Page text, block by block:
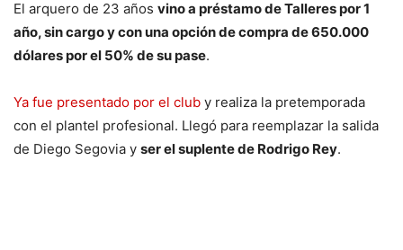
El arquero de 23 años vino a préstamo de Talleres por 1
año, sin cargo y con una opción de compra de 650.000
dólares por el 50% de su pase.
Ya fue presentado por el club y realiza la pretemporada
con el plantel profesional. Llegó para reemplazar la salida
de Diego Segovia y ser el suplente de Rodrigo Rey.